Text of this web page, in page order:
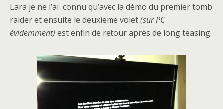
Lara je ne l’ai connu qu’avec la démo du premier tomb
raider et ensuite le deuxieme volet(sur PC
évidemment) est enfin de retour après de long teasing.